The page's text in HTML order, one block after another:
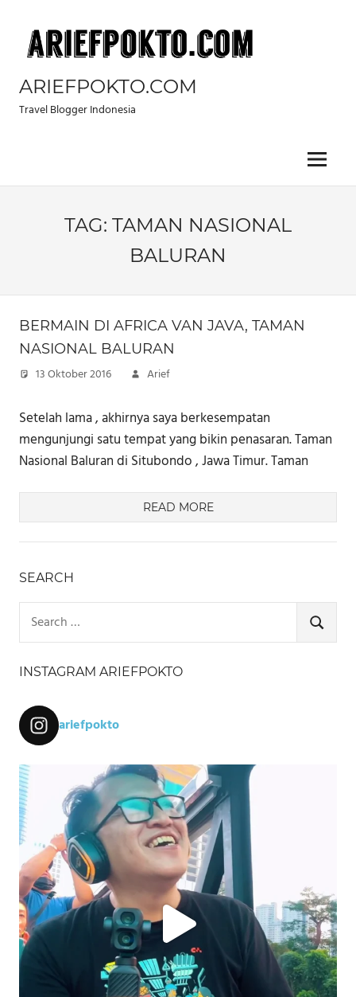
content
ARIEFPOKTO.COM
Travel Blogger Indonesia
Menu
TAG: TAMAN NASIONAL
BALURAN
BERMAIN DI AFRICA VAN JAVA, TAMAN
NASIONAL BALURAN
13 Oktober 2016 Arief
Setelah lama , akhirnya saya berkesempatan
mengunjungi satu tempat yang bikin penasaran. Taman
Nasional Baluran di Situbondo , Jawa Timur. Taman
READ MORE
SEARCH
for:
SEARCH
INSTAGRAM ARIEFPOKTO
ariefpokto